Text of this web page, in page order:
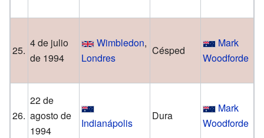
25.
4 de julio
de 1994
Wimbledon,
Londres
Césped
Mark
Woodforde
26.
22 de
agosto de
1994
Indianápolis
Dura
Mark
Woodforde